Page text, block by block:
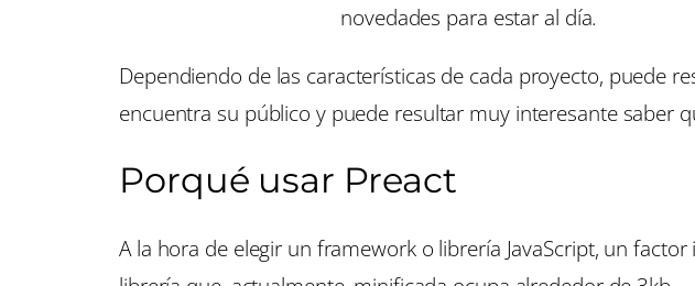
novedades para estar al día.
Dependiendo de las características de cada proyecto, puede
encuentra su público y puede resultar muy interesante saber
Porqué usar Preact
A la hora de elegir un framework o librería JavaScript, un